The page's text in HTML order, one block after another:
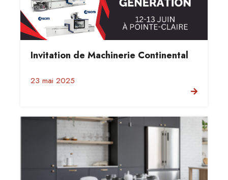
Invitation de Machinerie Continental
23 mai 2025